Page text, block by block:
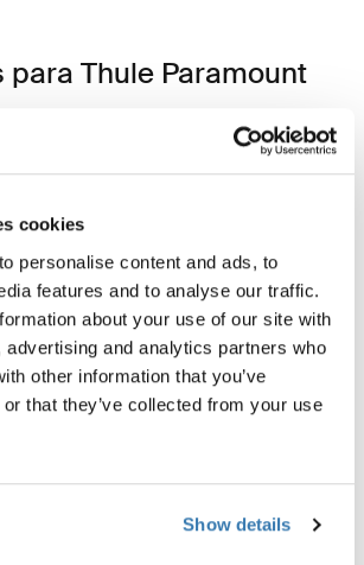
cookies
personalise content and ads, to
features and to analyse our traffic.
about your use of our site with
advertising and analytics partners who
other information that you’ve
that they’ve collected from your use
Show details
para Thule Paramount